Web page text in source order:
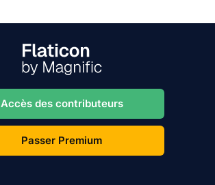
Accès des contributeurs
Passer Premium